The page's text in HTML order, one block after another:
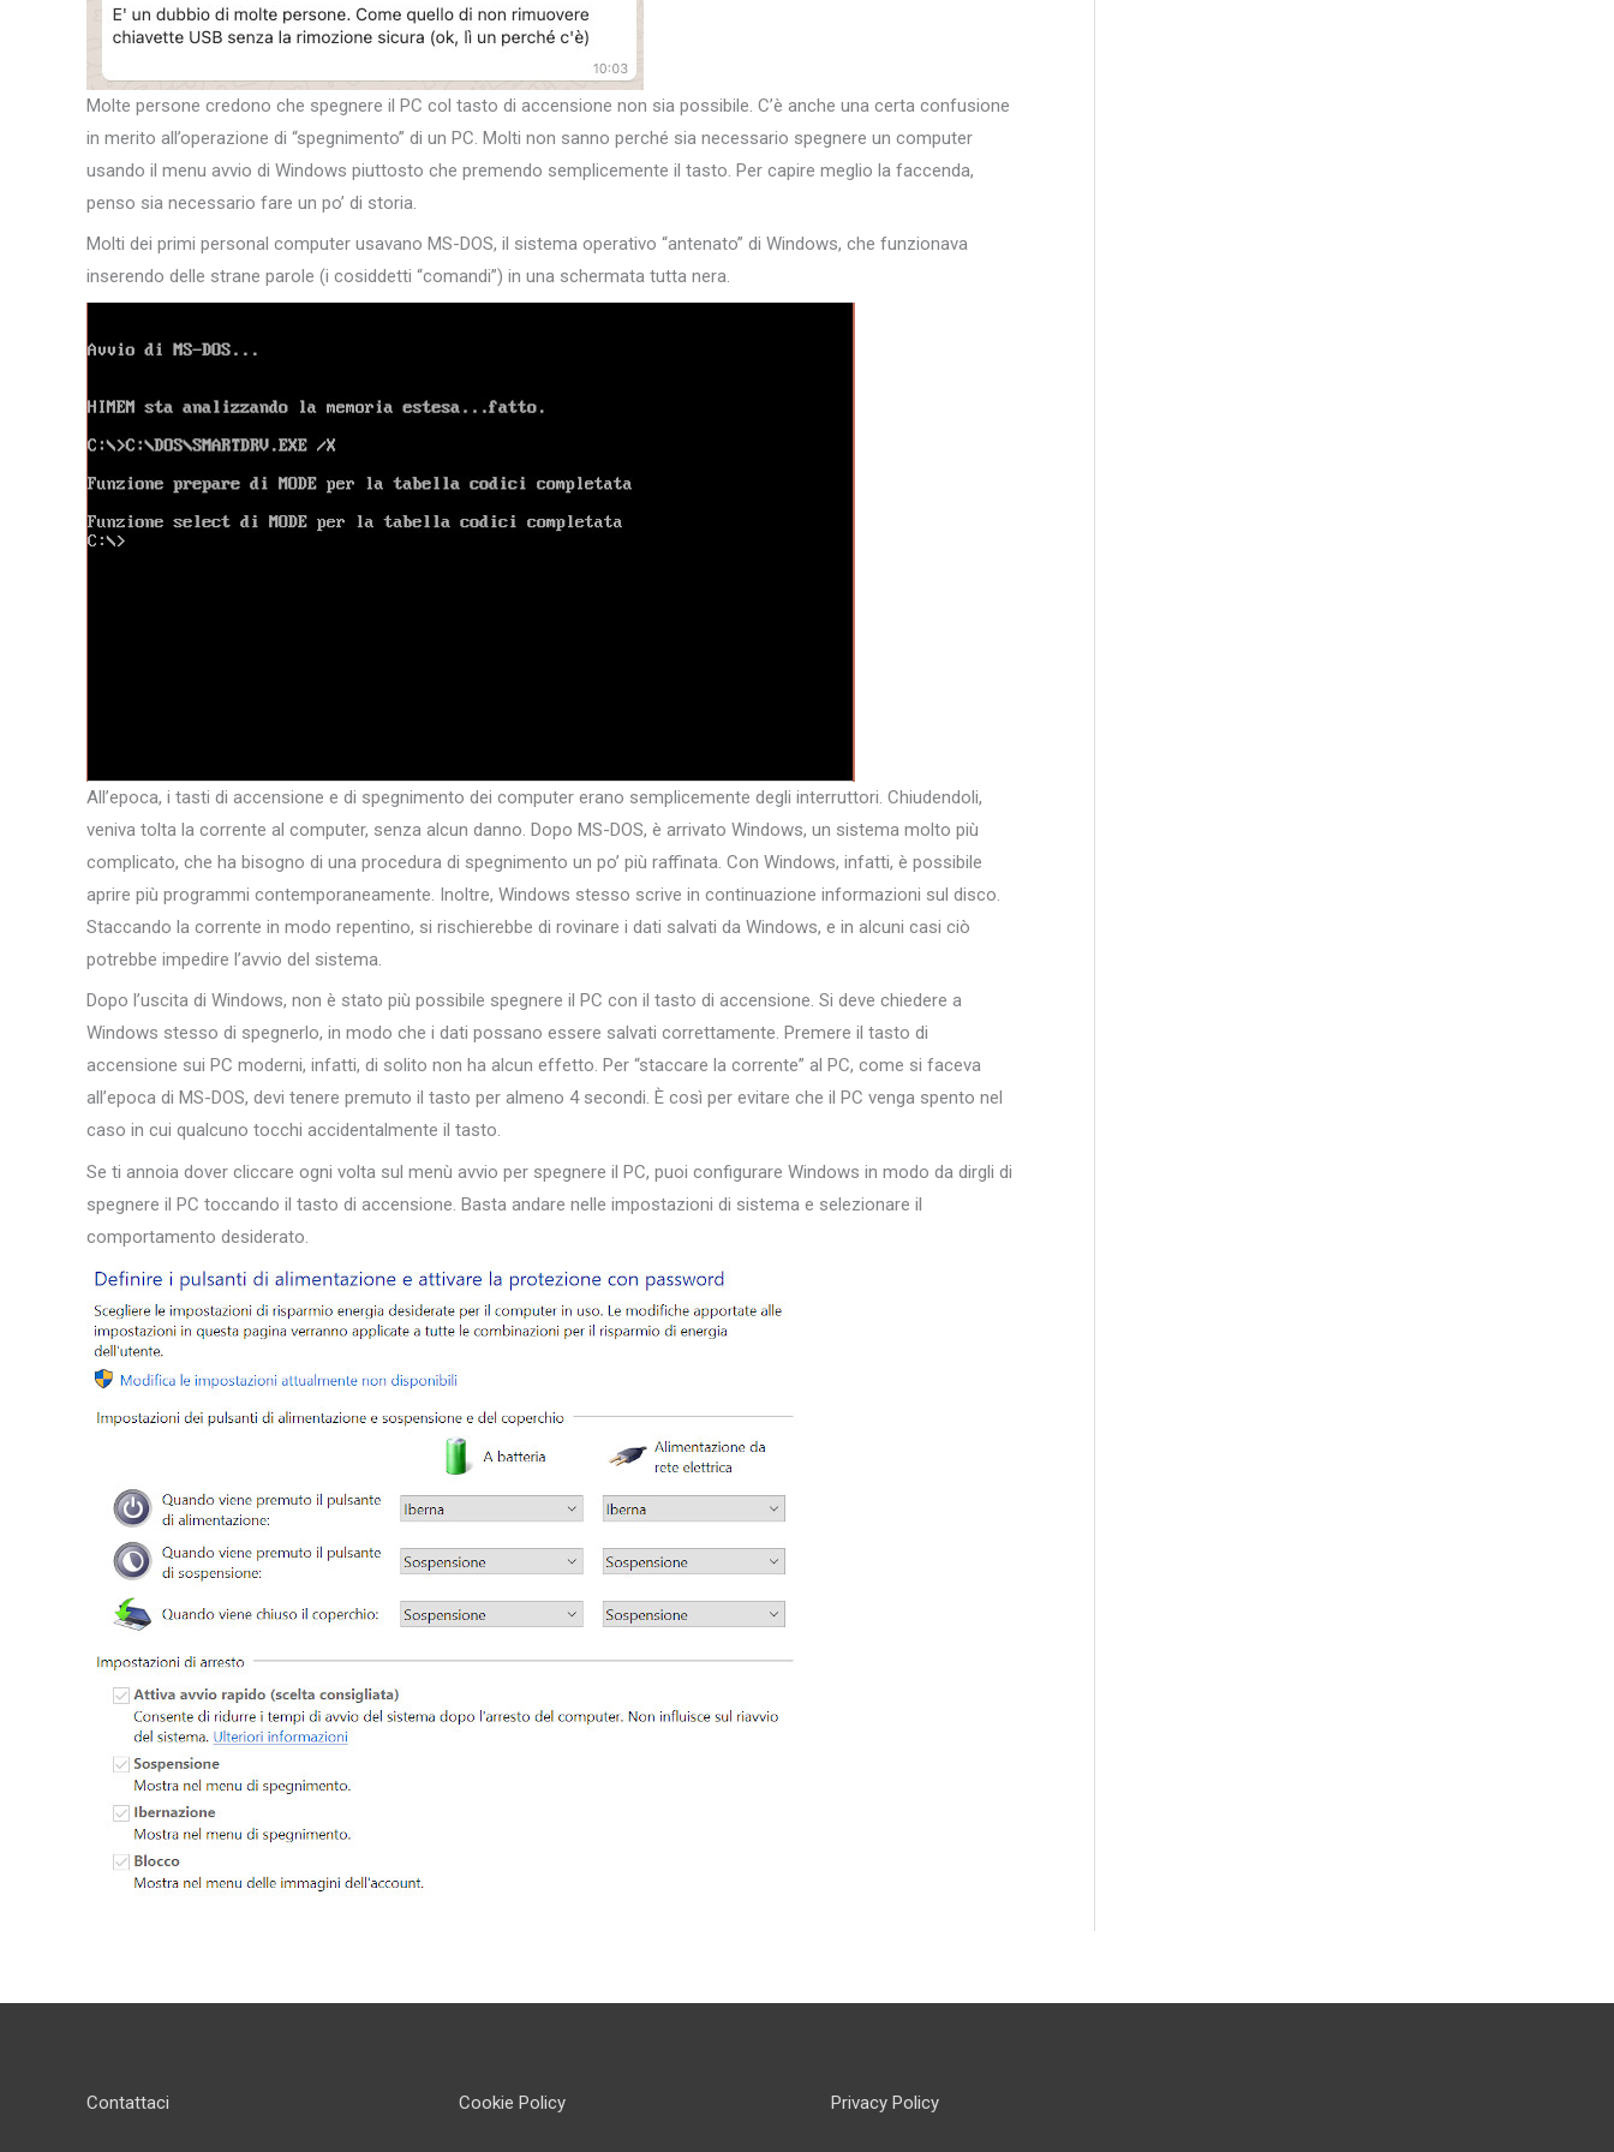
Molte persone credono che spegnere il PC col tasto di accensione non sia possibile. C’è anche una certa confusione
in merito all’operazione di “spegnimento” di un PC. Molti non sanno perché sia necessario spegnere un computer
usando il menu avvio di Windows piuttosto che premendo semplicemente il tasto. Per capire meglio la faccenda,
penso sia necessario fare un po’ di storia.
Molti dei primi personal computer usavano MS-DOS, il sistema operativo “antenato” di Windows, che funzionava
inserendo delle strane parole (i cosiddetti “comandi”) in una schermata tutta nera.
All’epoca, i tasti di accensione e di spegnimento dei computer erano semplicemente degli interruttori. Chiudendoli,
veniva tolta la corrente al computer, senza alcun danno. Dopo MS-DOS, è arrivato Windows, un sistema molto più
complicato, che ha bisogno di una procedura di spegnimento un po’ più raffinata. Con Windows, infatti, è possibile
aprire più programmi contemporaneamente. Inoltre, Windows stesso scrive in continuazione informazioni sul disco.
Staccando la corrente in modo repentino, si rischierebbe di rovinare i dati salvati da Windows, e in alcuni casi ciò
potrebbe impedire l’avvio del sistema.
Dopo l’uscita di Windows, non è stato più possibile spegnere il PC con il tasto di accensione. Si deve chiedere a
Windows stesso di spegnerlo, in modo che i dati possano essere salvati correttamente. Premere il tasto di
accensione sui PC moderni, infatti, di solito non ha alcun effetto. Per “staccare la corrente” al PC, come si faceva
all’epoca di MS-DOS, devi tenere premuto il tasto per almeno 4 secondi. È così per evitare che il PC venga spento nel
caso in cui qualcuno tocchi accidentalmente il tasto.
Se ti annoia dover cliccare ogni volta sul menù avvio per spegnere il PC, puoi configurare Windows in modo da dirgli di
spegnere il PC toccando il tasto di accensione. Basta andare nelle impostazioni di sistema e selezionare il
comportamento desiderato.
Contattaci Cookie Policy Privacy Policy